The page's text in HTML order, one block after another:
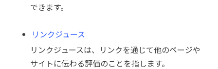
できます。
リンクジュース
リンクジュースは、リンクを通じて他のページや
サイトに伝わる評価のことを指します。